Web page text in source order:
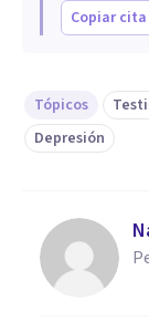
Copiar cita
Tópicos
Depresión